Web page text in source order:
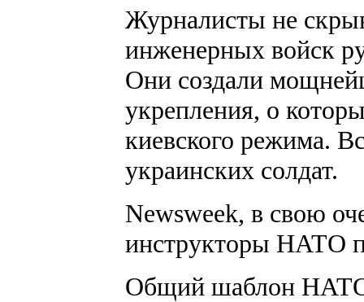
Журналисты не
инженерных войск
Они создали
укрепления, о
киевского режима.
украинских солдат.
Newsweek, в свою
инструкторы НАТО
Общий шаблон